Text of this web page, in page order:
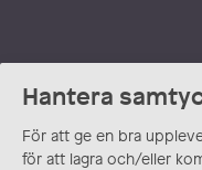
Hantera
För att ge en bra
för att lagra och/eller